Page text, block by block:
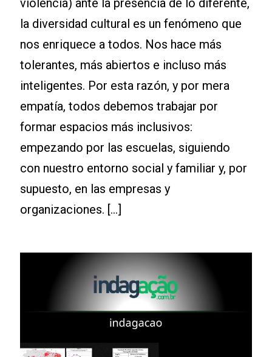
violencia) ante la presencia de lo diferente,
la diversidad cultural es un fenómeno que
nos enriquece a todos. Nos hace más
tolerantes, más abiertos e incluso más
inteligentes. Por esta razón, y por mera
empatía, todos debemos trabajar por
formar espacios más inclusivos:
empezando por las escuelas, siguiendo
con nuestro entorno social y familiar y, por
supuesto, en las empresas y
organizaciones. […]